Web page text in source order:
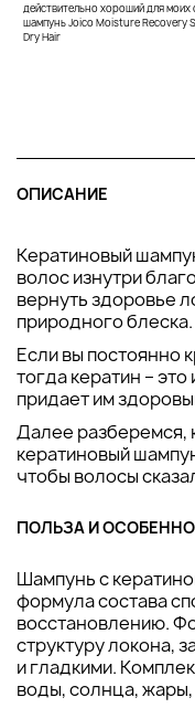
действительно хороший для моих
шампунь Joico Moisture Recovery
Dry Hair
ОПИСАНИЕ
Кератиновый
волос изнутри
вернуть здоровье
природного блеска.
Если вы постоянно
тогда кератин –
придает им
Далее разберемся,
кератиновый
чтобы волосы
ПОЛЬЗА И
Шампунь с
формула состава
восстановлению.
структуру локона,
и гладкими.
воды, солнца,